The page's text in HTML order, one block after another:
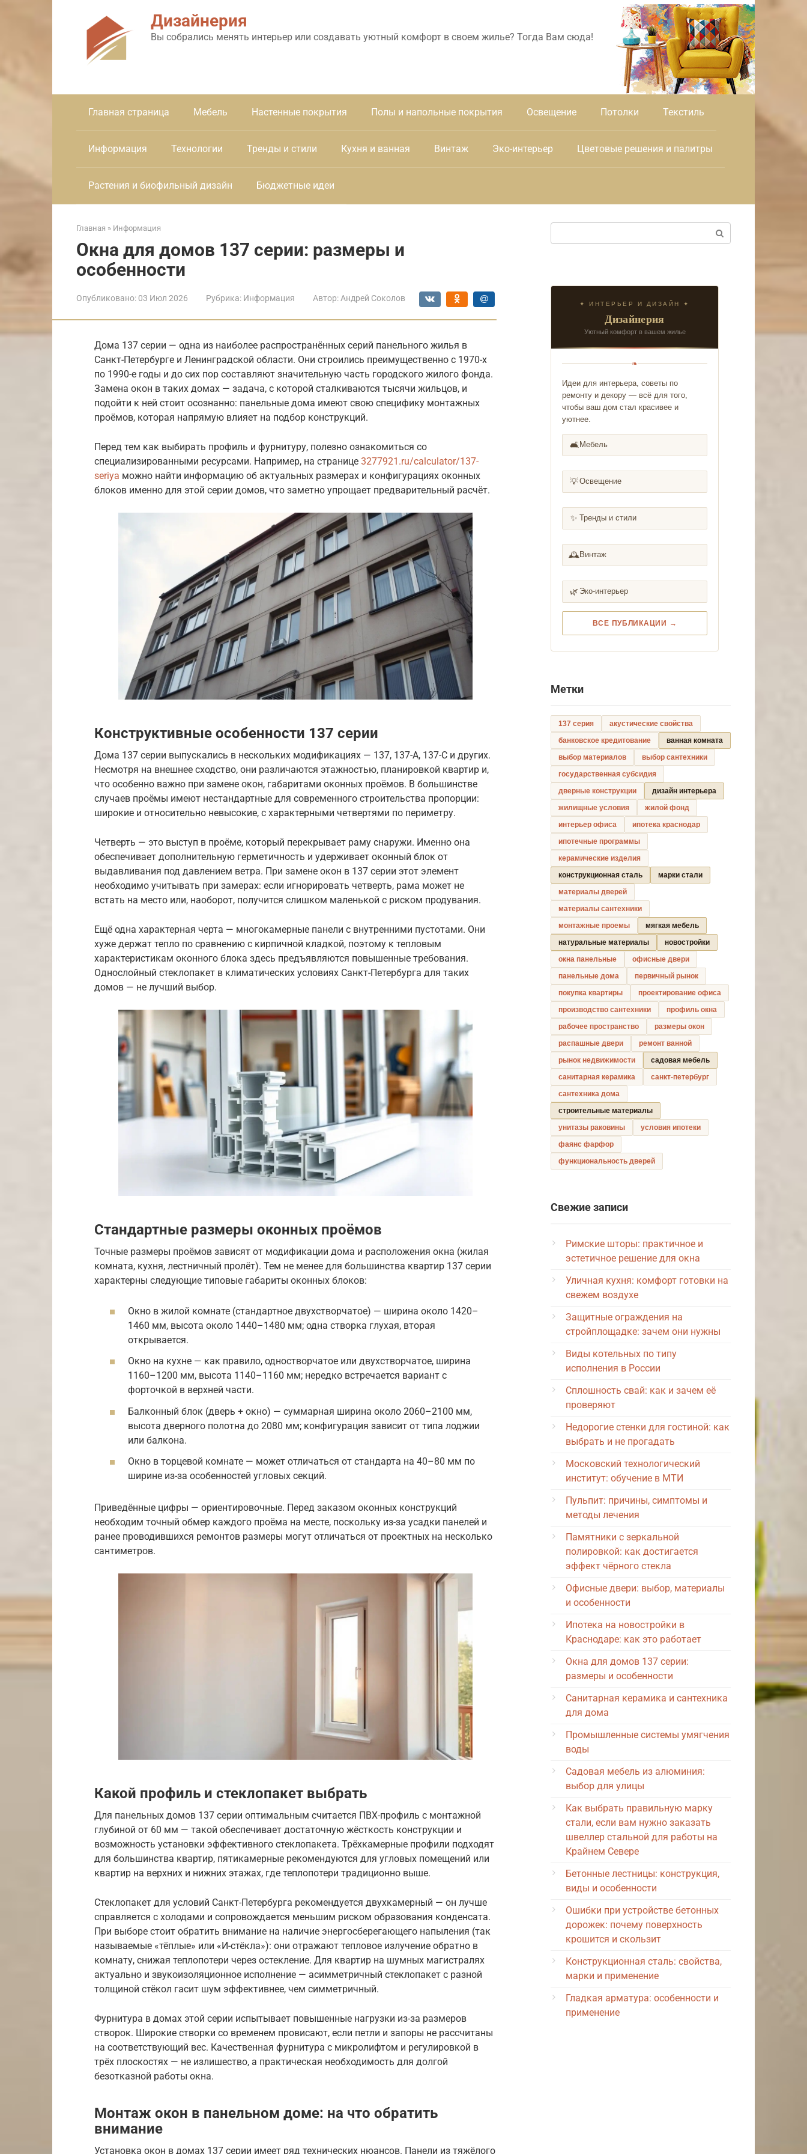
Дизайнерия
Вы собрались менять интерьер или создавать уютный комфорт в своем жилье? Тогда Вам сюда!
Главная страница Мебель Настенные покрытия Полы и напольные покрытия Освещение Потолки Текстиль
Информация Технологии Тренды и стили Кухня и ванная Винтаж Эко-интерьер Цветовые решения и палитры
Растения и биофильный дизайн Бюджетные идеи
Главная » Информация
Окна для домов 137 серии: размеры и
особенности
Опубликовано: 03 Июл 2026 Рубрика: Информация Автор: Андрей Соколов
Дома 137 серии — одна из наиболее распространённых серий панельного жилья в
Санкт-Петербурге и Ленинградской области. Они строились преимущественно с 1970-х
по 1990-е годы и до сих пор составляют значительную часть городского жилого фонда.
Замена окон в таких домах — задача, с которой сталкиваются тысячи жильцов, и
подойти к ней стоит осознанно: панельные дома имеют свою специфику монтажных
проёмов, которая напрямую влияет на подбор конструкций.
Перед тем как выбирать профиль и фурнитуру, полезно ознакомиться со
специализированными ресурсами. Например, на странице 3277921.ru/calculator/137-
seriya можно найти информацию об актуальных размерах и конфигурациях оконных
блоков именно для этой серии домов, что заметно упрощает предварительный расчёт.
Конструктивные особенности 137 серии
Дома 137 серии выпускались в нескольких модификациях — 137, 137-А, 137-С и других.
Несмотря на внешнее сходство, они различаются этажностью, планировкой квартир и,
что особенно важно при замене окон, габаритами оконных проёмов. В большинстве
случаев проёмы имеют нестандартные для современного строительства пропорции:
широкие и относительно невысокие, с характерными четвертями по периметру.
Четверть — это выступ в проёме, который перекрывает раму снаружи. Именно она
обеспечивает дополнительную герметичность и удерживает оконный блок от
выдавливания под давлением ветра. При замене окон в 137 серии этот элемент
необходимо учитывать при замерах: если игнорировать четверть, рама может не
встать на место или, наоборот, получится слишком маленькой с риском продувания.
Ещё одна характерная черта — многокамерные панели с внутренними пустотами. Они
хуже держат тепло по сравнению с кирпичной кладкой, поэтому к тепловым
характеристикам оконного блока здесь предъявляются повышенные требования.
Однослойный стеклопакет в климатических условиях Санкт-Петербурга для таких
домов — не лучший выбор.
Стандартные размеры оконных проёмов
Точные размеры проёмов зависят от модификации дома и расположения окна (жилая
комната, кухня, лестничный пролёт). Тем не менее для большинства квартир 137 серии
характерны следующие типовые габариты оконных блоков:
Окно в жилой комнате (стандартное двухстворчатое) — ширина около 1420–
1460 мм, высота около 1440–1480 мм; одна створка глухая, вторая
открывается.
Окно на кухне — как правило, одностворчатое или двухстворчатое, ширина
1160–1200 мм, высота 1140–1160 мм; нередко встречается вариант с
форточкой в верхней части.
Балконный блок (дверь + окно) — суммарная ширина около 2060–2100 мм,
высота дверного полотна до 2080 мм; конфигурация зависит от типа лоджии
или балкона.
Окно в торцевой комнате — может отличаться от стандарта на 40–80 мм по
ширине из-за особенностей угловых секций.
Приведённые цифры — ориентировочные. Перед заказом оконных конструкций
необходим точный обмер каждого проёма на месте, поскольку из-за усадки панелей и
ранее проводившихся ремонтов размеры могут отличаться от проектных на несколько
сантиметров.
Какой профиль и стеклопакет выбрать
Для панельных домов 137 серии оптимальным считается ПВХ-профиль с монтажной
глубиной от 60 мм — такой обеспечивает достаточную жёсткость конструкции и
возможность установки эффективного стеклопакета. Трёхкамерные профили подходят
для большинства квартир, пятикамерные рекомендуются для угловых помещений или
квартир на верхних и нижних этажах, где теплопотери традиционно выше.
Стеклопакет для условий Санкт-Петербурга рекомендуется двухкамерный — он лучше
справляется с холодами и сопровождается меньшим риском образования конденсата.
При выборе стоит обратить внимание на наличие энергосберегающего напыления (так
называемые «тёплые» или «И-стёкла»): они отражают тепловое излучение обратно в
комнату, снижая теплопотери через остекление. Для квартир на шумных магистралях
актуально и звукоизоляционное исполнение — асимметричный стеклопакет с разной
толщиной стёкол гасит шум эффективнее, чем симметричный.
Фурнитура в домах этой серии испытывает повышенные нагрузки из-за размеров
створок. Широкие створки со временем провисают, если петли и запоры не рассчитаны
на соответствующий вес. Качественная фурнитура с микролифтом и регулировкой в
трёх плоскостях — не излишество, а практическая необходимость для долгой
безотказной работы окна.
Монтаж окон в панельном доме: на что обратить
внимание
Установка окон в домах 137 серии имеет ряд технических нюансов. Панели из тяжёлого
✦ ИНТЕРЬЕР И ДИЗАЙН ✦
Дизайнерия
Уютный комфорт в вашем жилье
❧
Идеи для интерьера, советы по
ремонту и декору — всё для того,
чтобы ваш дом стал красивее и
уютнее.
🛋️ Мебель
💡Освещение
✨ Тренды и стили
🕰️ Винтаж
🌿 Эко-интерьер
ВСЕ ПУБЛИКАЦИИ →
Метки
137 серия
акустические свойства
банковское кредитование
ванная комната
выбор материалов
выбор сантехники
государственная субсидия
дверные конструкции
дизайн интерьера
жилищные условия
жилой фонд
интерьер офиса
ипотека краснодар
ипотечные программы
керамические изделия
конструкционная сталь
марки стали
материалы дверей
материалы сантехники
монтажные проемы
мягкая мебель
натуральные материалы
новостройки
окна панельные
офисные двери
панельные дома
первичный рынок
покупка квартиры
проектирование офиса
производство сантехники
профиль окна
рабочее пространство
размеры окон
распашные двери
ремонт ванной
рынок недвижимости
садовая мебель
санитарная керамика
санкт-петербург
сантехника дома
строительные материалы
унитазы раковины
условия ипотеки
фаянс фарфор
функциональность дверей
Свежие записи
Римские шторы: практичное и
эстетичное решение для окна
Уличная кухня: комфорт готовки на
свежем воздухе
Защитные ограждения на
стройплощадке: зачем они нужны
Виды котельных по типу
исполнения в России
Сплошность свай: как и зачем её
проверяют
Недорогие стенки для гостиной: как
выбрать и не прогадать
Московский технологический
институт: обучение в МТИ
Пульпит: причины, симптомы и
методы лечения
Памятники с зеркальной
полировкой: как достигается
эффект чёрного стекла
Офисные двери: выбор, материалы
и особенности
Ипотека на новостройки в
Краснодаре: как это работает
Окна для домов 137 серии:
размеры и особенности
Санитарная керамика и сантехника
для дома
Промышленные системы умягчения
воды
Садовая мебель из алюминия:
выбор для улицы
Как выбрать правильную марку
стали, если вам нужно заказать
швеллер стальной для работы на
Крайнем Севере
Бетонные лестницы: конструкция,
виды и особенности
Ошибки при устройстве бетонных
дорожек: почему поверхность
крошится и скользит
Конструкционная сталь: свойства,
марки и применение
Гладкая арматура: особенности и
применение